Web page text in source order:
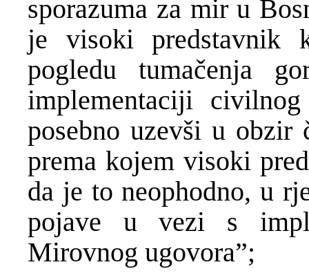
sporazuma za mir u
je visoki predstavnik
pogledu tumačenja
implementaciji
posebno uzevši u
prema kojem visoki
da je to neophodno, u
pojave u vezi s
Mirovnog ugovora”;